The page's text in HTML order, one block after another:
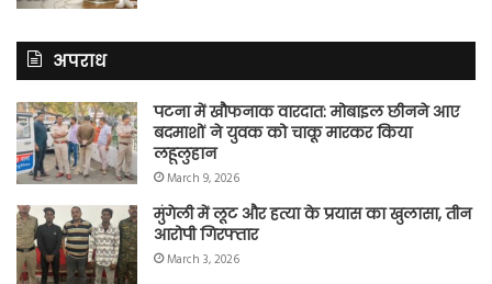
अपराध
पटना में खौफनाक वारदात: मोबाइल छीनने आए
बदमाशों ने युवक को चाकू मारकर किया
लहूलुहान
March 9, 2026
मुंगेली में लूट और हत्या के प्रयास का खुलासा, तीन
आरोपी गिरफ्तार
March 3, 2026